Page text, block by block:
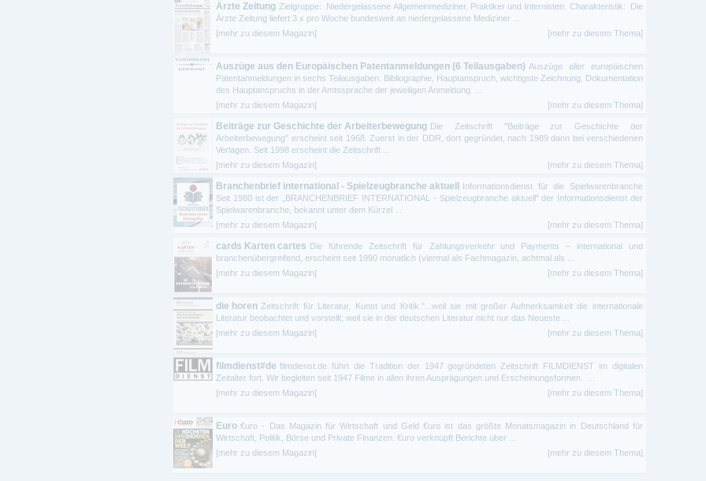
Ärzte Zeitung Zielgruppe: Niedergelassene Allgemeinmediziner, Praktiker und Internisten. Charakteristik: Die
Ärzte Zeitung liefert 3 x pro Woche bundesweit an niedergelassene Mediziner ...
[mehr zu diesem Magazin]
[mehr zu diesem Thema]
Auszüge aus den Europäischen Patentanmeldungen (6 Teilausgaben) Auszüge aller europäischen
Patentanmeldungen in sechs Teilausgaben. Bibliographie, Hauptanspruch, wichtigste Zeichnung. Dokumentation
des Hauptanspruchs in der Amtssprache der jeweiligen Anmeldung. ...
[mehr zu diesem Magazin]
[mehr zu diesem Thema]
Beiträge zur Geschichte der Arbeiterbewegung Die Zeitschrift "Beiträge zur Geschichte der
Arbeiterbewegung" erscheint seit 1968. Zuerst in der DDR, dort gegründet, nach 1989 dann bei verschiedenen
Verlagen. Seit 1998 erscheint die Zeitschrift ...
[mehr zu diesem Magazin]
[mehr zu diesem Thema]
Branchenbrief international - Spielzeugbranche aktuell
Informationsdienst für die Spielwarenbranche
Seit 1980 ist der „BRANCHENBRIEF INTERNATIONAL - Spielzeugbranche aktuell" der Informationsdienst der
Spielwarenbranche, bekannt unter dem Kürzel ...
[mehr zu diesem Magazin]
[mehr zu diesem Thema]
cards Karten cartes Die führende Zeitschrift für Zahlungsverkehr und Payments – international und
branchenübergreifend, erscheint seit 1990 monatlich (viermal als Fachmagazin, achtmal als ...
[mehr zu diesem Magazin]
[mehr zu diesem Thema]
die horen Zeitschrift für Literatur, Kunst und Kritik."...weil sie mit großer Aufmerksamkeit die internationale
Literatur beobachtet und vorstellt; weil sie in der deutschen Literatur nicht nur das Neueste ...
[mehr zu diesem Magazin]
[mehr zu diesem Thema]
filmdienst#de filmdienst.de führt die Tradition der 1947 gegründeten Zeitschrift FILMDIENST im digitalen
Zeitalter fort. Wir begleiten seit 1947 Filme in allen ihren Ausprägungen und Erscheinungsformen. ...
[mehr zu diesem Magazin]
[mehr zu diesem Thema]
Euro €uro - Das Magazin für Wirtschaft und Geld €uro ist das größte Monatsmagazin in Deutschland für
Wirtschaft, Politik, Börse und Private Finanzen. €uro verknüpft Berichte über ...
[mehr zu diesem Magazin]
[mehr zu diesem Thema]